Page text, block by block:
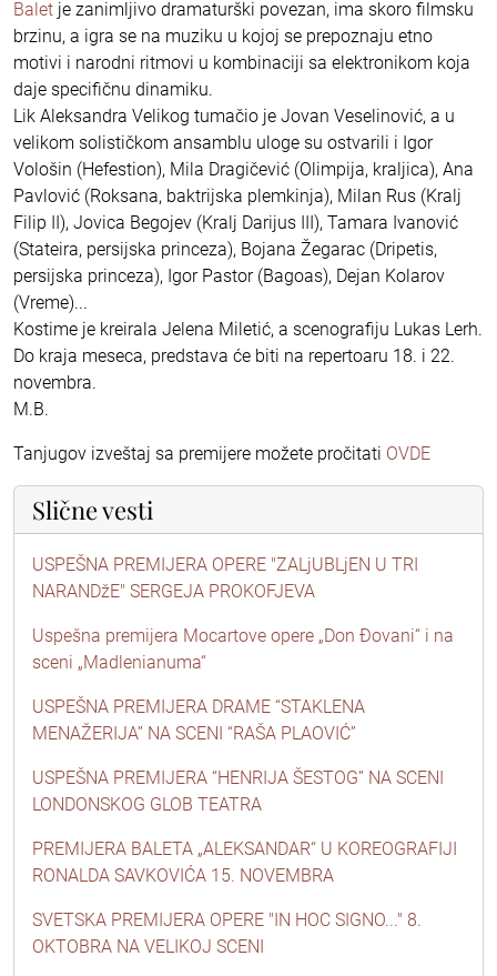
Balet je zanimljivo dramaturški povezan, ima skoro filmsku
brzinu, a igra se na muziku u kojoj se prepoznaju etno
motivi i narodni ritmovi u kombinaciji sa elektronikom koja
daje specifičnu dinamiku.
Lik Aleksandra Velikog tumačio je Jovan Veselinović, a u
velikom solističkom ansamblu uloge su ostvarili i Igor
Vološin (Hefestion), Mila Dragičević (Olimpija, kraljica), Ana
Pavlović (Roksana, baktrijska plemkinja), Milan Rus (Kralj
Filip II), Jovica Begojev (Kralj Darijus III), Tamara Ivanović
(Stateira, persijska princeza), Bojana Žegarac (Dripetis,
persijska princeza), Igor Pastor (Bagoas), Dejan Kolarov
(Vreme)...
Kostime je kreirala Jelena Miletić, a scenografiju Lukas Lerh.
Do kraja meseca, predstava će biti na repertoaru 18. i 22.
novembra.
M.B.
Tanjugov izveštaj sa premijere možete pročitati OVDE
Slične vesti
USPEŠNA PREMIJERA OPERE "ZALjUBLjEN U TRI
NARANDžE" SERGEJA PROKOFJEVA
Uspešna premijera Mocartove opere „Don Đovani“ i na
sceni „Madlenianuma“
USPEŠNA PREMIJERA DRAME “STAKLENA
MENAŽERIJA” NA SCENI “RAŠA PLAOVIĆ”
USPEŠNA PREMIJERA “HENRIJA ŠESTOG” NA SCENI
LONDONSKOG GLOB TEATRA
PREMIJERA BALETA „ALEKSANDAR“ U KOREOGRAFIJI
RONALDA SAVKOVIĆA 15. NOVEMBRA
SVETSKA PREMIJERA OPERE "IN HOC SIGNO..." 8.
OKTOBRA NA VELIKOJ SCENI